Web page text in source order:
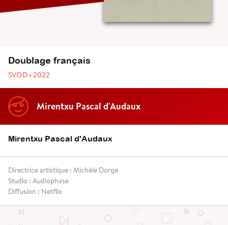
Doublage français
SVOD • 2022
Mirentxu Pascal d'Audaux
Mirentxu Pascal d'Audaux
Directrice artistique : Michèle Dorge
Studio : Audiophase
Diffusion : Netflix